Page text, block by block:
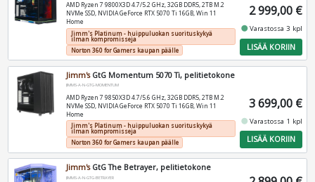
AMD Ryzen 7 9800X3D 4.7/5.2 GHz, 32GB DDR5, 2TB M.2
NVMe SSD, NVIDIA GeForce RTX 5070 Ti 16GB, Win 11
Home
Jimm's Platinum - huippuluokan suorituskykyä
ilman kompromisseja
Norton 360 for Gamers kaupan päälle
2 999,00 €
fiber_manual_recordVarastossa 3 kpl
LISÄÄ KORIIN
Jimm'sGtG Momentum 5070 Ti, pelitietokone
JIMMS-A-N-GTG-MOMENTUM
AMD Ryzen 7 9850X3D 4.7/5.6 GHz, 32GB DDR5, 2TB M.2
NVMe SSD, NVIDIA GeForce RTX 5070 Ti 16GB, Win 11
Home
Jimm's Platinum - huippuluokan suorituskykyä
ilman kompromisseja
Norton 360 for Gamers kaupan päälle
3 699,00 €
fiber_manual_record Varastossa 1 kpl
LISÄÄ KORIIN
Jimm'sGtG The Betrayer, pelitietokone
JIMMS-A-N-GTG-BETRAYER